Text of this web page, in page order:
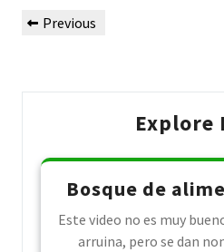
navigation
Previous
Previous
Explore
Bosque de
Este video no es muy
arruina, pero se dan